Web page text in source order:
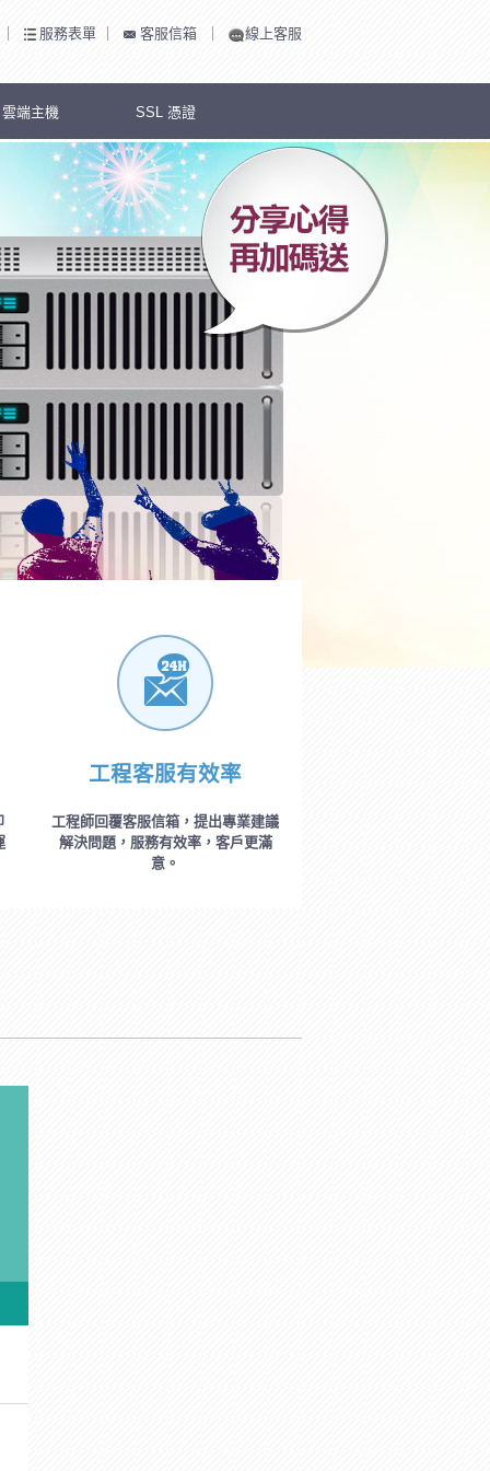
服務表單 客服信箱 線上客服
端主機 SSL 憑證
工程客服有效率
工程師回覆客服信箱，提出專業建議
解決問題，服務有效率，客戶更滿
意。